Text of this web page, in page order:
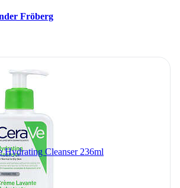
Fröberg
Hydrating Cleanser 236ml